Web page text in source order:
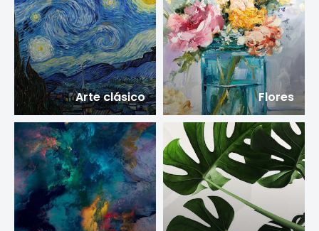
Arte clásico Flores